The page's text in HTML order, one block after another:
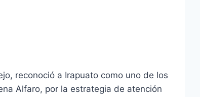
reconoció a Irapuato como uno de los
Alfaro, por la estrategia de atención